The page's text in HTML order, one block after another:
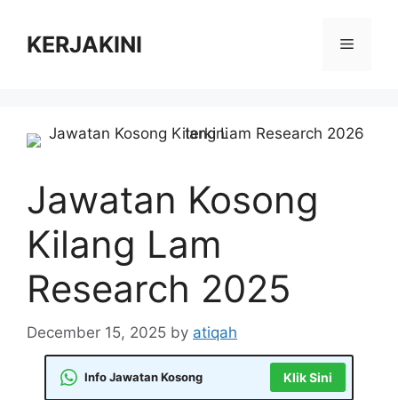
contentKERJAKINI Menu
Jawatan Kosong
Kilang Lam
Research 2025
December 15, 2025 by atiqah
Info Jawatan Kosong Klik Sini